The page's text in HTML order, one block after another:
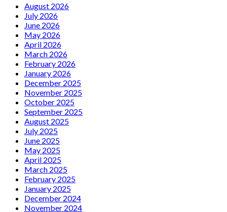
August 2026
July 2026
June 2026
May 2026
April 2026
March 2026
February 2026
January 2026
December 2025
November 2025
October 2025
September 2025
August 2025
July 2025
June 2025
May 2025
April 2025
March 2025
February 2025
January 2025
December 2024
November 2024